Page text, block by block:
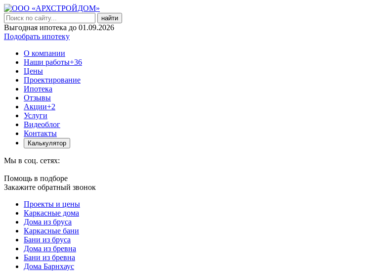
найти
Выгодная ипотека до 01.09.2026
Подобрать ипотеку
О компании
Наши работы+36
Цены
Проектирование
Ипотека
Отзывы
Акции+2
Услуги
Видеоблог
Контакты
Калькулятор
Мы в соц. сетях:
Помощь в подборе
Закажите обратный звонок
Проекты и цены
Каркасные дома
Дома из бруса
Каркасные бани
Бани из бруса
Дома из бревна
Бани из бревна
Дома Барнхаус